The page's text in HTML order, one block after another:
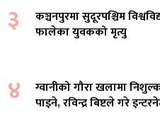
३
कञ्चनपुरमा सुदूरपश्चिम
फालेका युवकको मृत्यु
४
ग्वानीको गौरा खलामा
पाइने, रविन्द्र बिष्टले गरे